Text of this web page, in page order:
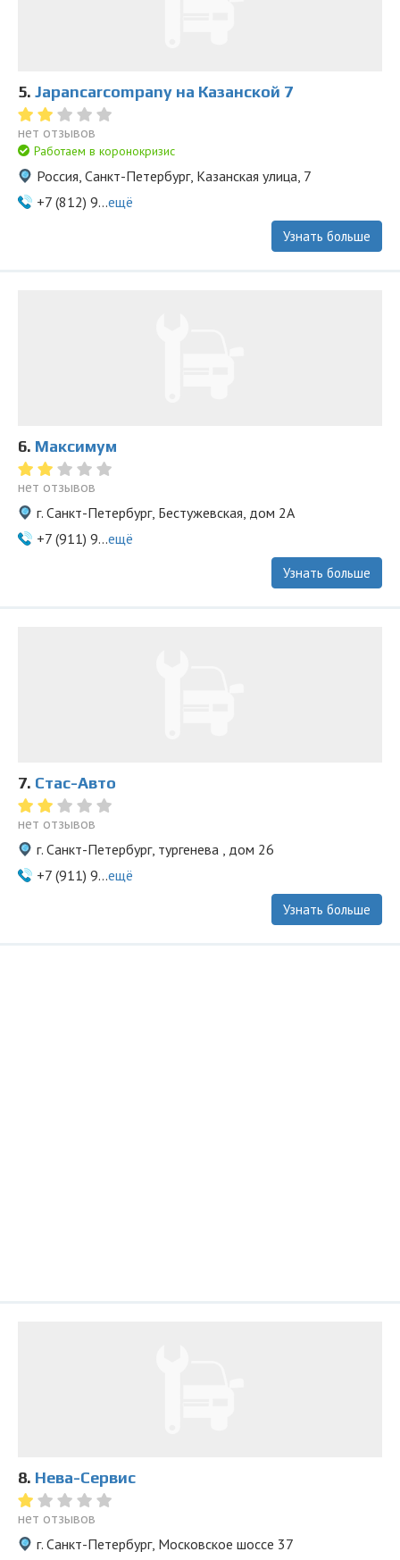
5. Japancarcompany на Казанской 7
нет отзывов
Работаем в коронокризис
Россия, Санкт-Петербург, Казанская улица, 7
+7 (812) 9...ещё
Узнать больше
6. Максимум
нет отзывов
г. Санкт-Петербург, Бестужевская, дом 2А
+7 (911) 9...ещё
Узнать больше
7. Стас-Aвто
нет отзывов
г. Санкт-Петербург, тургенева , дом 26
+7 (911) 9...ещё
Узнать больше
8. Нева-Сервис
нет отзывов
г. Санкт-Петербург, Московское шоссе 37